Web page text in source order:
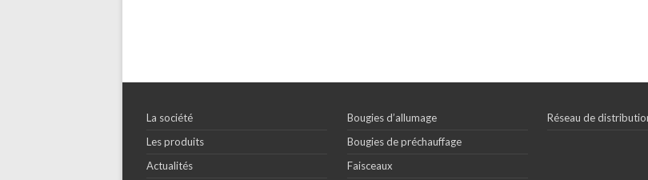
La société
Les produits
Actualités
Bougies d’allumage
Bougies de préchauffage
Faisceaux
Réseau de